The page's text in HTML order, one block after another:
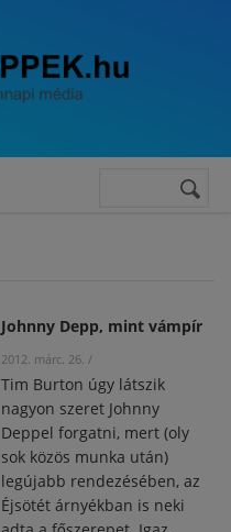
Keresés
Johnny Depp, mint vámpír
2012. márc. 26. /
Tim Burton úgy látszik
nagyon szeret Johnny
Deppel forgatni, mert (oly
sok közös munka után)
legújabb rendezésében, az
Éjsötét árnyékban is neki